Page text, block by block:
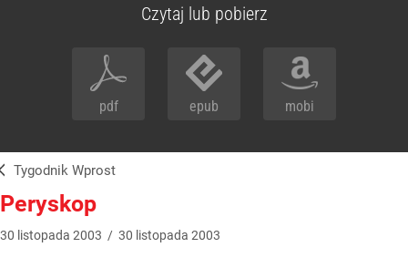
Czytaj lub pobierz
pdf epub mobi
Tygodnik Wprost
Peryskop
30 listopada 2003 / 30 listopada 2003